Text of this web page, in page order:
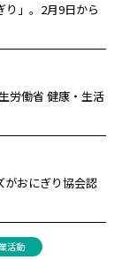
り」。2月9日から
労働省 健康・生活
がおにぎり協会認
活動